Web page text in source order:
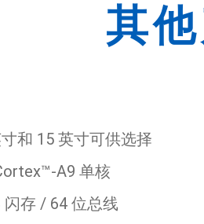
其
和 15 英寸可供选择
A9 单核
闪存 / 64 位总线